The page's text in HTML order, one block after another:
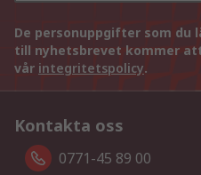
De personuppgifter som du
till nyhetsbrevet kommer
vår integritetspolicy.
Kontakta oss
0771-45 89 00